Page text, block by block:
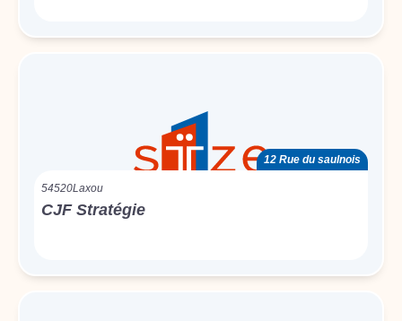
12 Rue du saulnois
54520Laxou
CJF Stratégie